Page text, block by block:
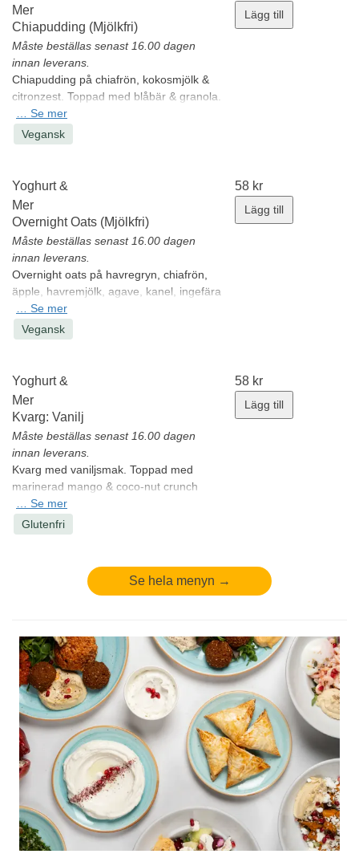
Mer
Chiapudding (Mjölkfri)
Måste beställas senast 16.00 dagen
innan leverans.
Chiapudding på chiafrön, kokosmjölk &
citronzest. Toppad med blåbär & granola.
Allergener:
Minsta antal: 1 st
… Se mer
Vegansk
Lägg till
Yoghurt &
Mer
Overnight Oats (Mjölkfri)
Måste beställas senast 16.00 dagen
innan leverans.
Overnight oats på havregryn, chiafrön,
äpple, havremjölk, agave, kanel, ingefära
& kardemumma. Toppad med
hallonkompott & granola.
Allergener:Gluten
… Se mer
Vegansk
58 kr
Lägg till
Yoghurt &
Mer
Kvarg: Vanilj
Måste beställas senast 16.00 dagen
innan leverans.
Kvarg med vaniljsmak. Toppad med
marinerad mango & coco-nut crunch
gjord på cashewnötter, russin, sultarussin
& kokos.
Allergener:Mjölk, nötter
… Se mer
Glutenfri
58 kr
Lägg till
Se hela menyn →